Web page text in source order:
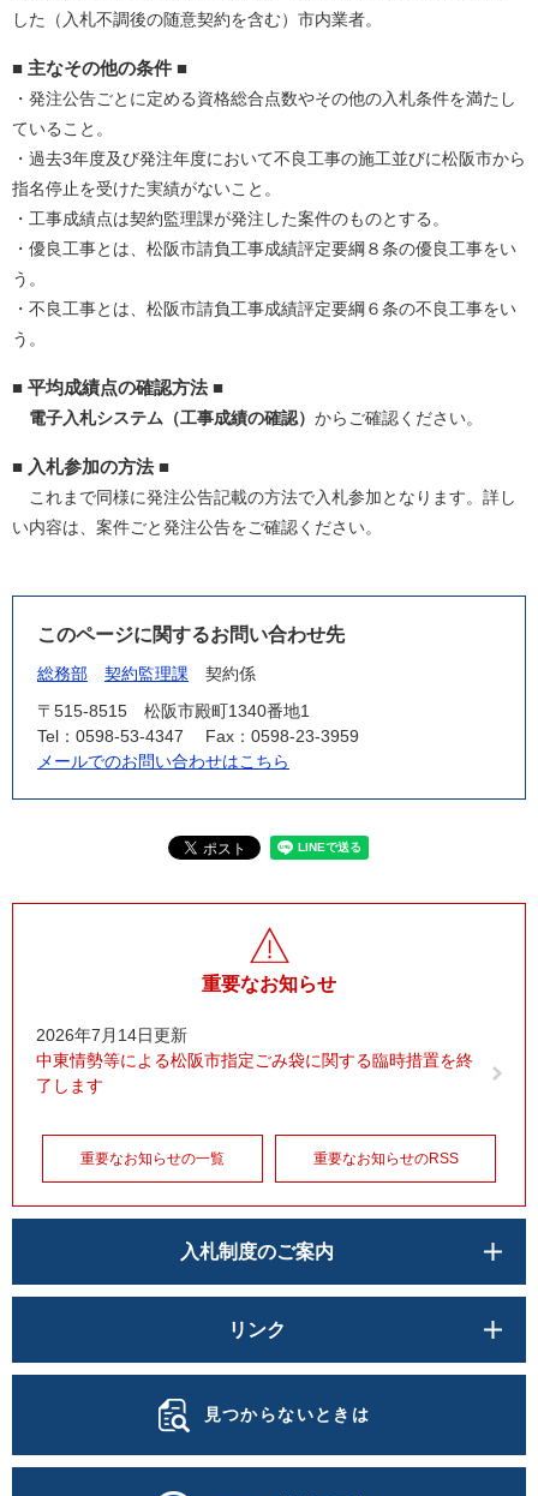
した（入札不調後の随意契約を含む）市内業者。
■ 主なその他の条件 ■
・発注公告ごとに定める資格総合点数やその他の入札条件を満たし
ていること。
・過去3年度及び発注年度において不良工事の施工並びに松阪市から
指名停止を受けた実績がないこと。
・工事成績点は契約監理課が発注した案件のものとする。
・優良工事とは、松阪市請負工事成績評定要綱８条の優良工事をい
う。
・不良工事とは、松阪市請負工事成績評定要綱６条の不良工事をい
う。
■ 平均成績点の確認方法 ■
電子入札システム（工事成績の確認） からご確認ください。
■ 入札参加の方法 ■
これまで同様に発注公告記載の方法で入札参加となります。詳し
い内容は、案件ごと発注公告をご確認ください。
このページに関するお問い合わせ先
総務部 契約監理課
契約係
〒515-8515
松阪市殿町1340番地1
Tel：0598-53-4347
Fax：0598-23-3959
メールでのお問い合わせはこちら
重要なお知らせ
2026年7月14日更新
中東情勢等による松阪市指定ごみ袋に関する臨時措置を終
了します
重要なお知らせの一覧 重要なお知らせのRSS
入札制度のご案内
リンク
見つからないときは